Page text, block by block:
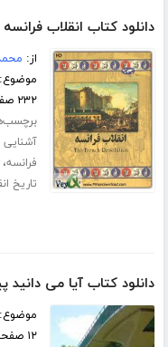
دانلود کتاب انقلاب فرانسه
از:
۲۳۲ صفحه
آشنایی
فرانسه،
تاریخ
دانلود کتاب آیا می
۱۲ صفحه